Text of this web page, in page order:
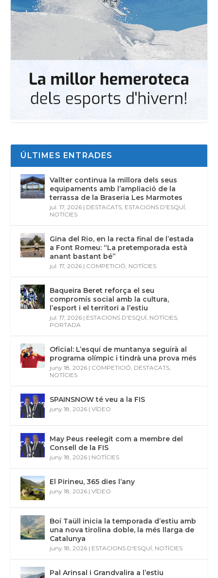
ÚLTIMES ENTRADES
Vallter continua la millora dels seus
equipaments amb l’ampliació de la
terrassa de la Braseria Les Marmotes
jul. 17, 2026 | DESTACATS, ESTACIONS D'ESQUÍ,
NOTÍCIES
Gina del Rio, en la recta final de l’estada
a Font Romeu: “La pretemporada està
anant bastant bé”
jul. 17, 2026 | COMPETICIÓ, NOTÍCIES
Baqueira Beret reforça el seu
compromís social amb la cultura,
l’esport i el territori a l’estiu
jul. 17, 2026 | ESTACIONS D'ESQUÍ, NOTÍCIES,
PORTADA
Oficial: L’esquí de muntanya seguirà al
programa olímpic i tindrà una prova més
juny 18, 2026 | COMPETICIÓ, DESTACATS,
NOTÍCIES
SPAINSNOW té veu a la FIS
juny 18, 2026 |VÍDEO
May Peus reelegit com a membre del
Consell de la FIS
juny 18, 2026 | NOTÍCIES
El Pirineu, 365 dies l’any
juny 18, 2026 |VÍDEO
Boí Taüll inicia la temporada d’estiu amb
una nova tirolina doble, la més llarga de
Catalunya
juny 18, 2026 | ESTACIONS D'ESQUÍ, NOTÍCIES
Pal Arinsal i Grandvalira a l’estiu